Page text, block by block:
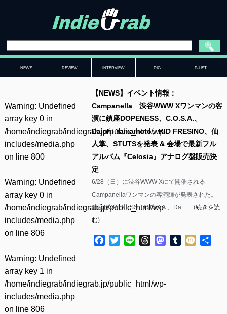
NEWS REVIEW INTERVIEW DIG P-LIST
Warning: Undefined
array key 0 in
/home/indiegrab/indiegrab.jp/public_html/wp-
includes/media.php
on line 800
Warning: Undefined
array key 0 in
/home/indiegrab/indiegrab.jp/public_html/wp-
includes/media.php
on line 806
Warning: Undefined
array key 1 in
/home/indiegrab/indiegrab.jp/public_html/wp-
includes/media.php
on line 806
【NEWS】イベント情報：
Campanella 渋谷WWW Xワンマンの客
演に鎮座DOPENESS、C.O.S.A.、
Daichi Yamamoto、KID FRESINO、仙
人掌、STUTSを発表 & 会場で最新フル
アルバム『Celosia』アナログ盤販売決
定
6/28（日）に渋谷WWW Xにて開催される
Campanellaワンマンの客演陣が発表された。
鎮座DOPENESS、C.O.S.A.、Da……(続きを読
む)
Facebook
TwitterLine ThreadsMastodon
Tumblr
Mixi